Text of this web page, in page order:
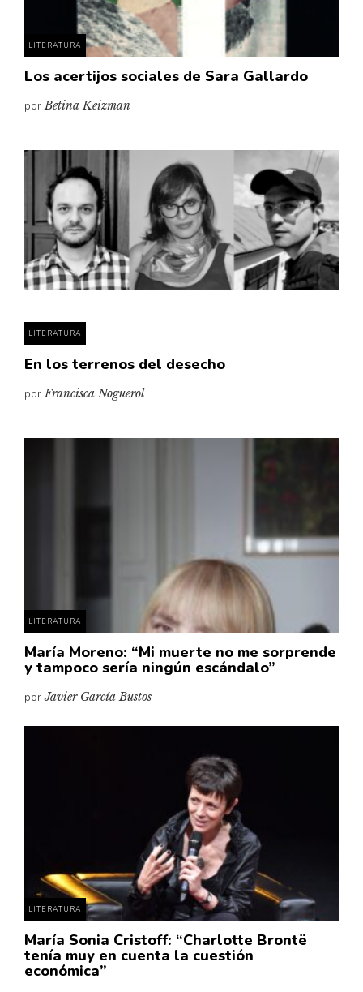
LITERATURA
Los acertijos sociales de Sara Gallardo
porBetina Keizman
LITERATURA
En los terrenos del desecho
porFrancisca Noguerol
LITERATURA
María Moreno: “Mi muerte no me sorprende
y tampoco sería ningún escándalo”
porJavier García Bustos
LITERATURA
María Sonia Cristoff: “Charlotte Brontë
tenía muy en cuenta la cuestión
económica”